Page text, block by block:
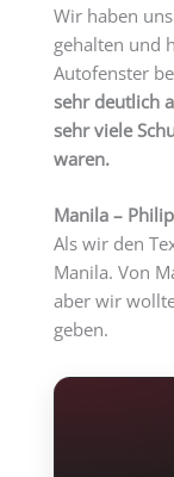
Wir haben
gehalten und
Autofenster
sehr deutlich
sehr viele
waren.
Manila –
Als wir den
Manila. Von
aber wir
geben.